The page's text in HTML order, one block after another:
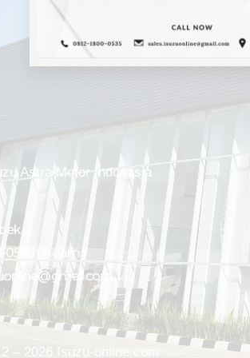
Astra Motor Indonesia
0535 ( Adam )
– 2026 Isuzu-online.com